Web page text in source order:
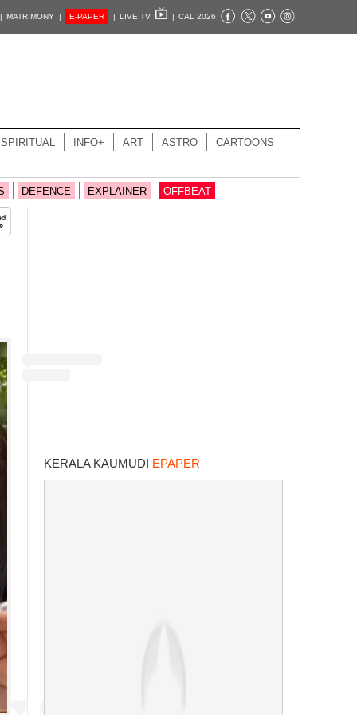
MATRIMONY | E-PAPER | LIVE TV | CAL 2026
SPIRITUAL INFO+ ART ASTRO CARTOONS
DEFENCE EXPLAINER OFFBEAT
KERALA KAUMUDI EPAPER